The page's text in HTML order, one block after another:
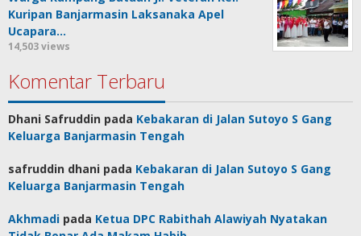
Kuripan Banjarmasin Laksanaka Apel
Ucapara…
14,503 views
Komentar Terbaru
Dhani Safruddin pada Kebakaran di Jalan Sutoyo S Gang
Keluarga Banjarmasin Tengah
safruddin dhani pada Kebakaran di Jalan Sutoyo S Gang
Keluarga Banjarmasin Tengah
Akhmadi pada Ketua DPC Rabithah Alawiyah Nyatakan